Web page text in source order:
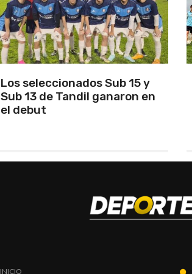
Santamarina recibe a San
Martín el sábado y el árbitro
será Marcos Liuzzi
INICIO